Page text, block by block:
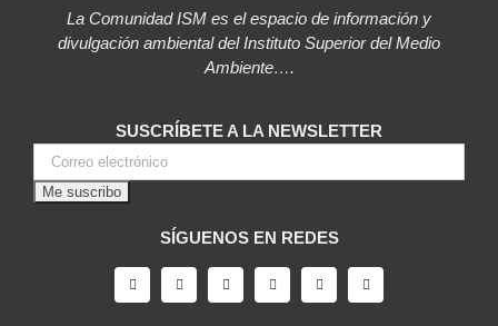
La Comunidad ISM es el espacio de información y
divulgación ambiental del Instituto Superior del Medio
Ambiente….
SUSCRÍBETE A LA NEWSLETTER
SÍGUENOS EN REDES